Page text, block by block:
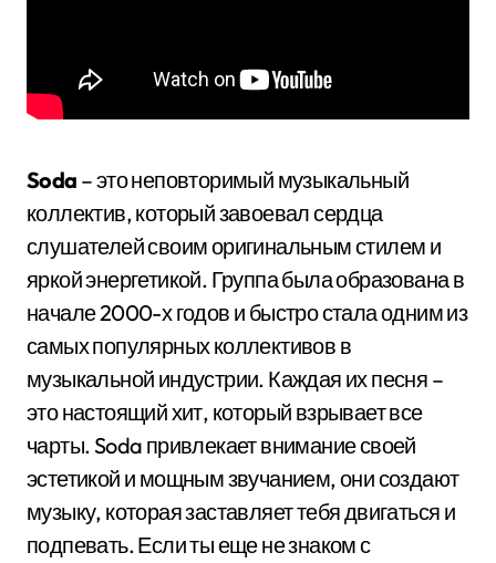
Soda – это неповторимый музыкальный
коллектив, который завоевал сердца
слушателей своим оригинальным стилем и
яркой энергетикой. Группа была образована в
начале 2000-х годов и быстро стала одним из
самых популярных коллективов в
музыкальной индустрии. Каждая их песня –
это настоящий хит, который взрывает все
чарты. Soda привлекает внимание своей
эстетикой и мощным звучанием, они создают
музыку, которая заставляет тебя двигаться и
подпевать. Если ты еще не знаком с